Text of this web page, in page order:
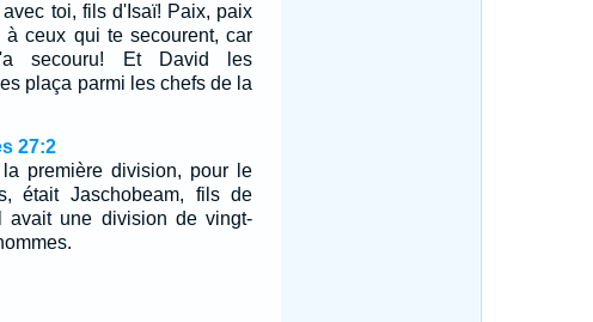
toi, fils d'Isaï! Paix, paix
ceux qui te secourent, car
secouru! Et David les
plaça parmi les chefs de la
27:2
première division, pour le
était Jaschobeam, fils de
avait une division de vingt-